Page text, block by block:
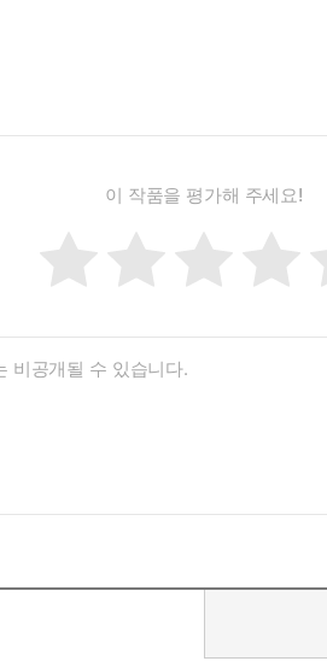
이 작품을 평가해 주세요!